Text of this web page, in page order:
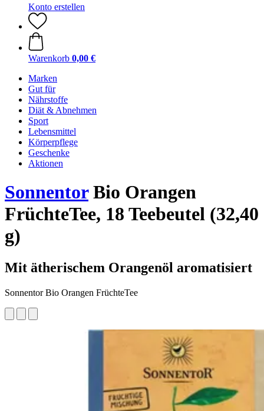
Konto erstellen
Warenkorb 0,00 €
Marken
Gut für
Nährstoffe
Diät & Abnehmen
Sport
Lebensmittel
Körperpflege
Geschenke
Aktionen
SonnentorBio Orangen
FrüchteTee, 18 Teebeutel (32,40
g)
Mit ätherischem Orangenöl aromatisiert
Sonnentor Bio Orangen FrüchteTee